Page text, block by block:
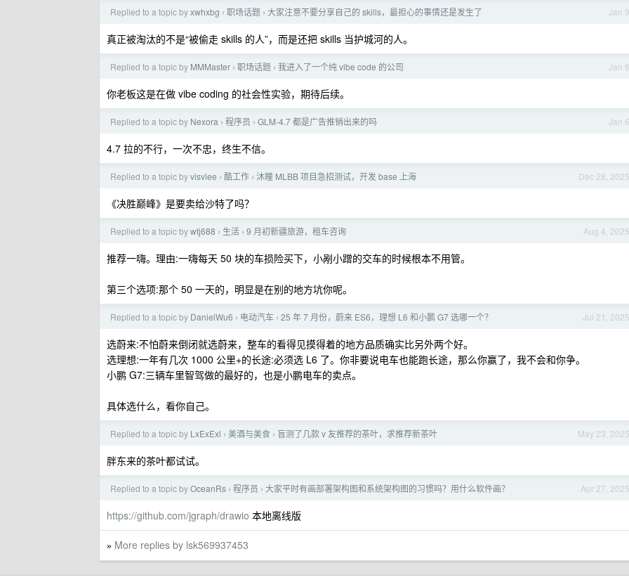
Jan 9
Replied to a topic byxwhxbg › 职场话题 › 大家注意不要分享自己的 skills，最担心的事情还是发生了
真正被淘汰的不是“被偷走 skills 的人”，而是还把 skills 当护城河的人。
Jan 6
Replied to a topic by MMMaster › 职场话题 › 我进入了一个纯 vibe code 的公司
你老板这是在做 vibe coding 的社会性实验，期待后续。
Jan 6
Replied to a topic by Nexora › 程序员 › GLM-4.7 都是广告推销出来的吗
4.7 拉的不行，一次不忠，终生不信。
Dec 28, 2025
Replied to a topic byvisvlee › 酷工作 › 沐瞳 MLBB 项目急招测试，开发 base 上海
《决胜巅峰》是要卖给沙特了吗？
Aug 4, 2025
Replied to a topic bywtj688 › 生活 › 9 月初新疆旅游，租车咨询
推荐一嗨。理由:一嗨每天 50 块的车损险买下，小剐小蹭的交车的时候根本不用管。
第三个选项:那个 50 一天的，明显是在别的地方坑你呢。
Jul 21, 2025
Replied to a topic by DanielWu6 › 电动汽车 › 25 年 7 月份，蔚来 ES6，理想 L6 和小鹏 G7 选哪一个？
选蔚来:不怕蔚来倒闭就选蔚来，整车的看得见摸得着的地方品质确实比另外两个好。
选理想:一年有几次 1000 公里+的长途:必须选 L6 了。你非要说电车也能跑长途，那么你赢了，我不会和你争。
小鹏 G7:三辆车里智驾做的最好的，也是小鹏电车的卖点。
具体选什么，看你自己。
May 23, 2025
Replied to a topic by LxExExl › 美酒与美食 › 盲测了几款 v 友推荐的茶叶，求推荐新茶叶
胖东来的茶叶都试试。
Apr 27, 2025
Replied to a topic byOceanRs › 程序员 › 大家平时有画部署架构图和系统架构图的习惯吗？用什么软件画？
https://github.com/jgraph/drawio 本地离线版
» More replies by lsk569937453